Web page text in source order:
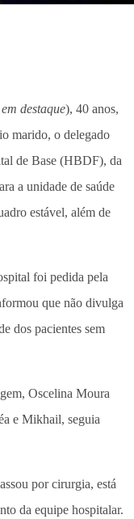
destaque), 40 anos,
marido, o delegado
de Base (HBDF), da
a unidade de saúde
estável, além de
foi pedida pela
que não divulga
dos pacientes sem
Oscelina Moura
e Mikhail, seguia
por cirurgia, está
da equipe hospitalar.